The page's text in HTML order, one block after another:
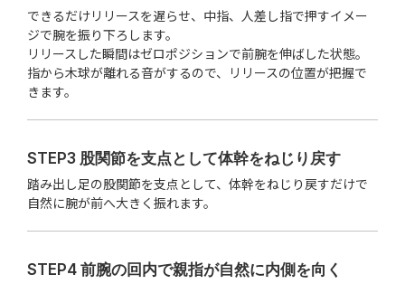
できるだけリリースを遅らせ、中指、人差し指で押すイメー
ジで腕を振り下ろします。
リリースした瞬間はゼロポジションで前腕を伸ばした状態。
指から木球が離れる音がするので、リリースの位置が把握で
きます。
STEP3 股関節を支点として体幹をねじり戻す
踏み出し足の股関節を支点として、体幹をねじり戻すだけで
自然に腕が前へ大きく振れます。
STEP4 前腕の回内で親指が自然に内側を向く